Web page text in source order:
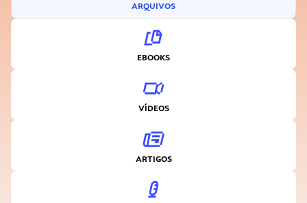
ARQUIVOS
EBOOKS
VÍDEOS
ARTIGOS